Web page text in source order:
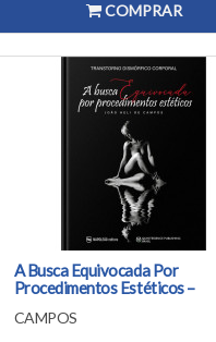
COMPRAR
A Busca Equivocada Por
Procedimentos Estéticos –
CAMPOS